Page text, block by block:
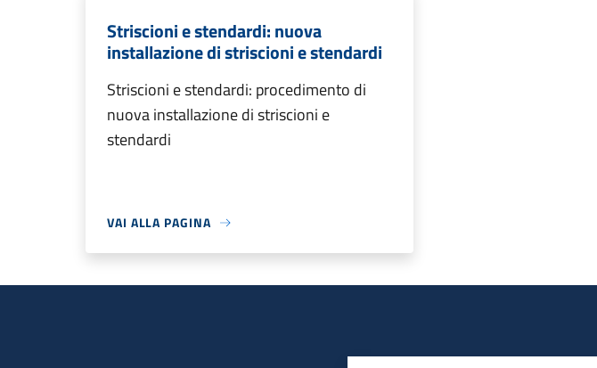
Striscioni e stendardi: nuova
installazione di striscioni e stendardi
Striscioni e stendardi: procedimento di
nuova installazione di striscioni e
stendardi
VAI ALLA PAGINA